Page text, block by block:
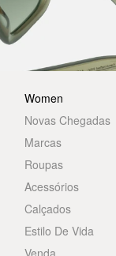
Women
Novas Chegadas
Marcas
Roupas
Acessórios
Calçados
Estilo De Vida
Venda